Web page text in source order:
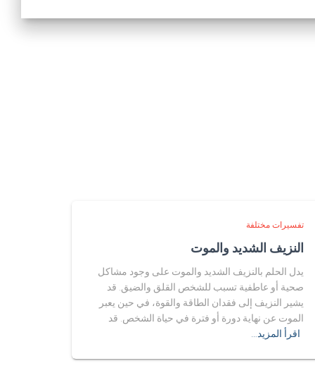
تفسيرات مختلفة
النزيف الشديد والموت
يدل الحلم بالنزيف الشديد والموت على وجود مشاكل
صحية أو عاطفية تسبب للشخص القلق والضيق. قد
يشير النزيف إلى فقدان الطاقة والقوة، في حين يعبر
الموت عن نهاية دورة أو فترة في حياة الشخص. قد
اقرأ المزيد…